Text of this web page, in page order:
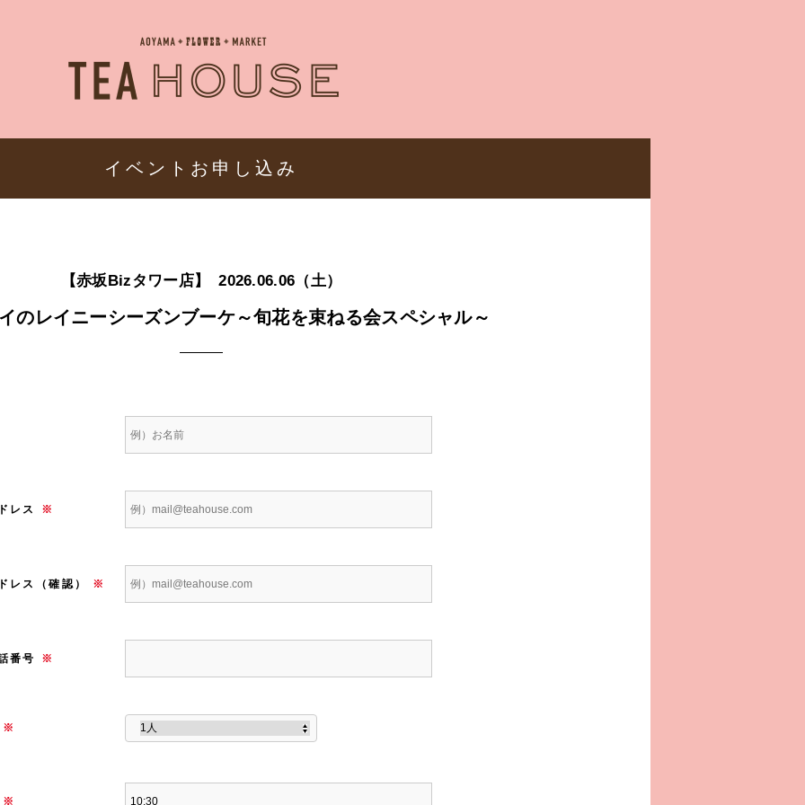
イベントお申し込み
【赤坂Bizタワー店】 2026.06.06（土）
のレイニーシーズンブーケ～旬花を束ねる会スペシャル～
レス ※
レス（確認） ※
番号 ※
※
※